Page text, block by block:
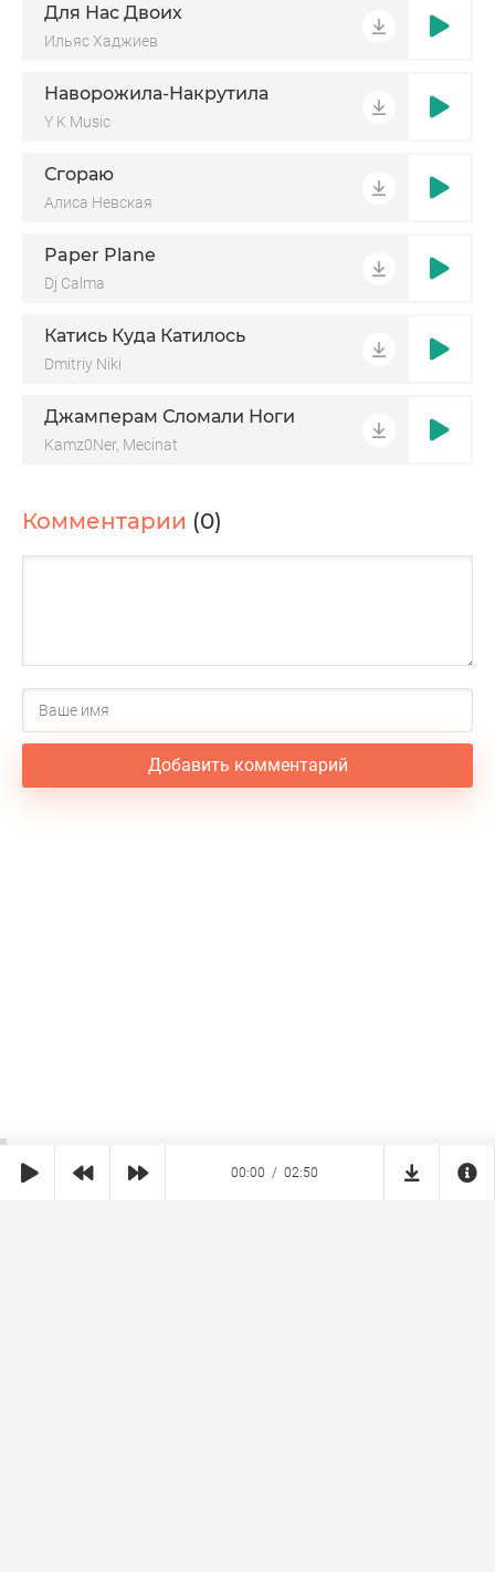
Для Нас Двоих
Ильяс Хаджиев
Наворожила-Накрутила
Y K Music
Сгораю
Алиса Невская
Paper Plane
Dj Calma
Катись Куда Катилось
Dmitriy Niki
Джамперам Сломали Ноги
Kamz0Ner, Mecinat
Комментарии (0)
Добавить комментарий
00:00 02:50